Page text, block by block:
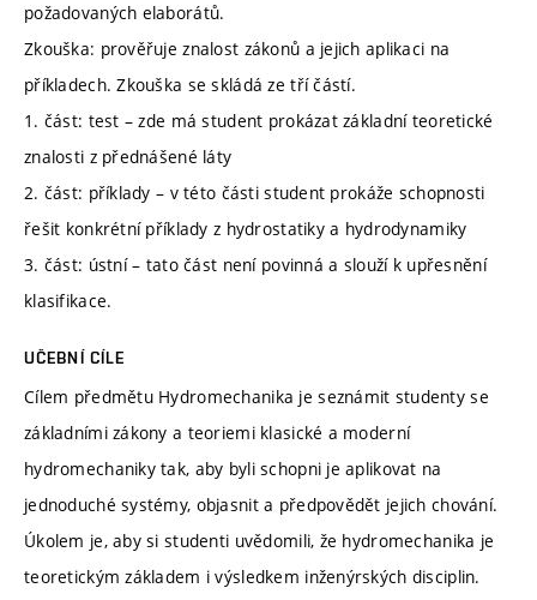
požadovaných elaborátů.
Zkouška: prověřuje znalost zákonů a jejich aplikaci na
příkladech. Zkouška se skládá ze tří částí.
1. část: test – zde má student prokázat základní teoretické
znalosti z přednášené láty
2. část: příklady – v této části student prokáže schopnosti
řešit konkrétní příklady z hydrostatiky a hydrodynamiky
3. část: ústní – tato část není povinná a slouží k upřesnění
klasifikace.
UČEBNÍ CÍLE
Cílem předmětu Hydromechanika je seznámit studenty se
základními zákony a teoriemi klasické a moderní
hydromechaniky tak, aby byli schopni je aplikovat na
jednoduché systémy, objasnit a předpovědět jejich chování.
Úkolem je, aby si studenti uvědomili, že hydromechanika je
teoretickým základem i výsledkem inženýrských disciplin.